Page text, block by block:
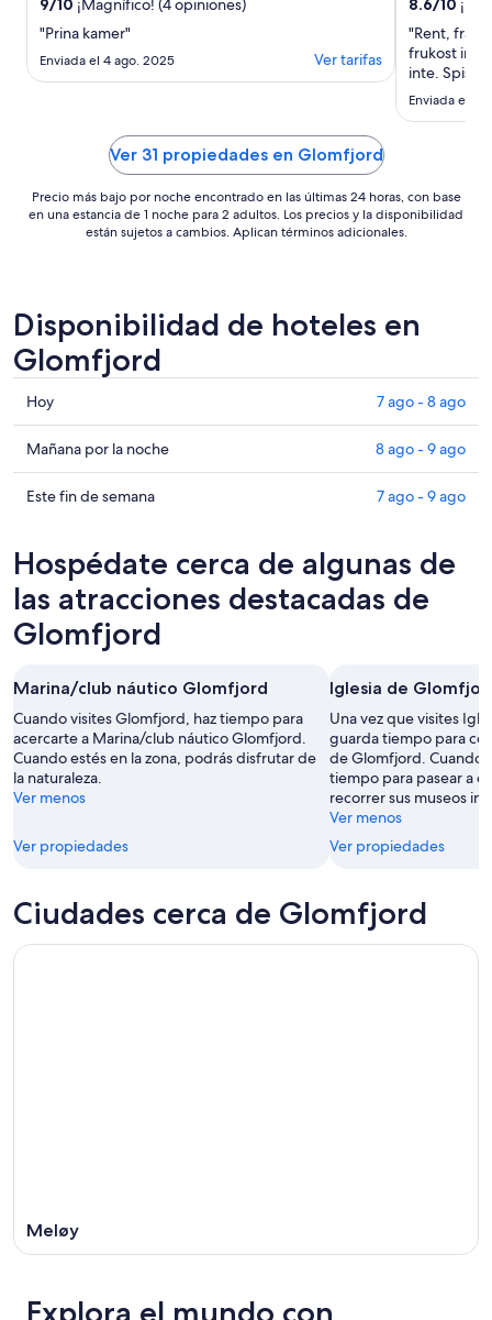
9/10 ¡Magnífico! (4 opiniones)
"Prina kamer"
Enviada el 4 ago. 2025 Ver tarifas
8.6/10
"Rent,
frukost
inte. Spis o
fritt kaffe i
Enviada el 13
Ver 31 propiedades en Glomfjord
Precio más bajo por noche encontrado en las últimas 24 horas, con base
en una estancia de 1 noche para 2 adultos. Los precios y la disponibilidad
están sujetos a cambios. Aplican términos adicionales.
Disponibilidad de hoteles en
Glomfjord
Consultar
precios
en
Glomfjord
para
ago
8
ago
Hoy 7 ago - 8 ago
Consultar
precios
en
mañana
la
noche,
ago
9
ago
Mañana por la noche 8 ago - 9 ago
Consultar
Glomfjord
para
este
fin
semana,
ago
-
9
ago
Este fin de semana 7 ago - 9 ago
Hospédate cerca de algunas de
las atracciones destacadas de
Glomfjord
Marina/club náutico Glomfjord
Cuando visites Glomfjord, haz tiempo para
acercarte a Marina/club náutico Glomfjord.
Cuando estés en la zona, podrás disfrutar de
la naturaleza.
Ver menos
Ver propiedades
Iglesia de
Una vez que visites
guarda tiempo para
de Glomfjord. Cuando
tiempo para pasear a
recorrer sus museos
Ver menos
Ver propiedades
Ciudades cerca de Glomfjord
Meløy
Explora el mundo con